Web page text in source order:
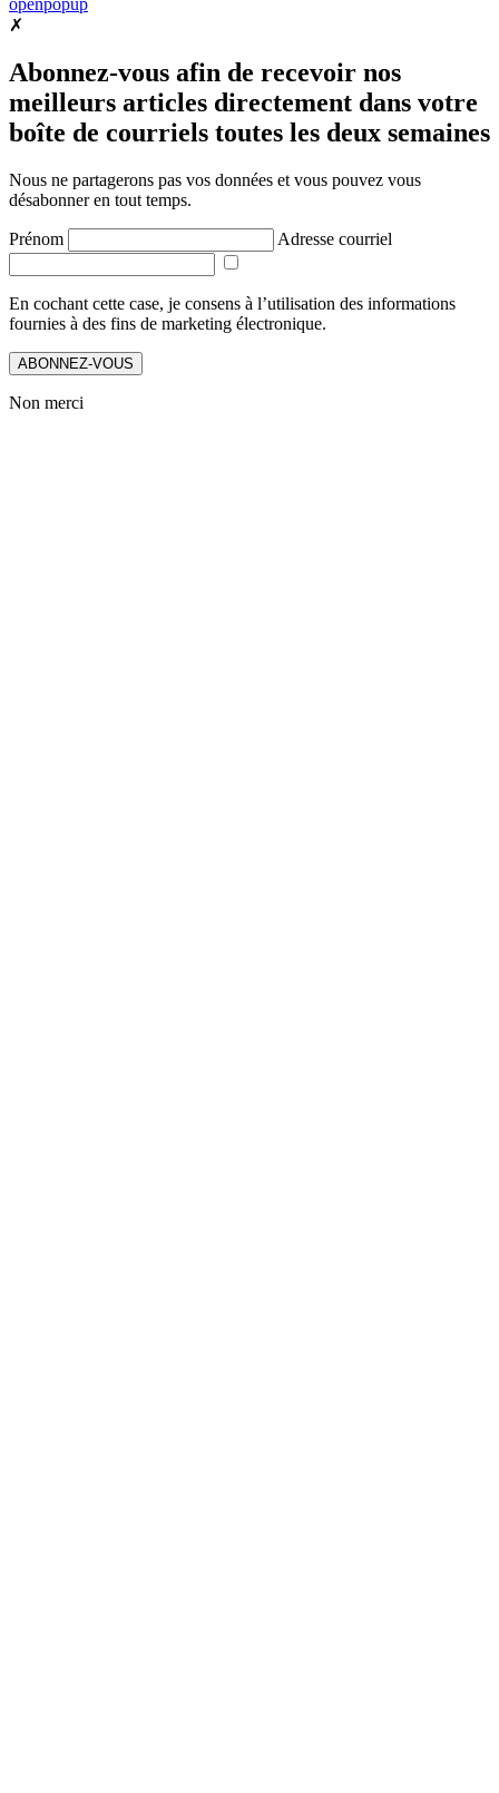
✗
Abonnez-vous afin de recevoir nos
meilleurs articles directement dans votre
boîte de courriels toutes les deux semaines
Nous ne partagerons pas vos données et vous pouvez vous
désabonner en tout temps.
Prénom Adresse courriel
En cochant cette case, je consens à l’utilisation des informations
fournies à des fins de marketing électronique.
ABONNEZ-VOUS
Non merci